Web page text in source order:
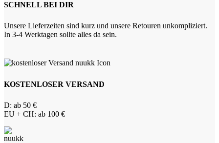
SCHNELL BEI DIR
Unsere Lieferzeiten sind kurz und unsere Retouren unkompliziert.
In 3-4 Werktagen sollte alles da sein.
KOSTENLOSER VERSAND
D: ab 50 €
EU + CH: ab 100 €